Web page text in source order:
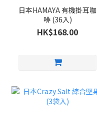
日本HAMAYA 有機掛耳咖
啡 (36入)
HK$168.00